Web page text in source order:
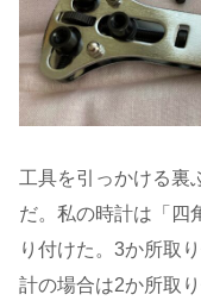
工具を引っかける裏
だ。私の時計は「四
り付けた。3か所取
計の場合は2か所取